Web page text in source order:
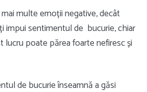
multe emoții negative, decât
impui sentimentul de bucurie, chiar
lucru poate părea foarte nefiresc și
de bucurie înseamnă a găsi